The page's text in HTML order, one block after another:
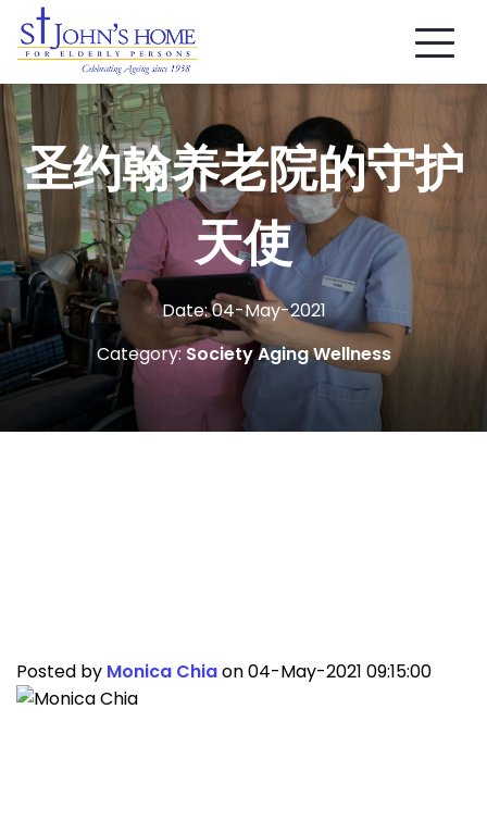
圣约翰养老院的守护
天使
Date: 04-May-2021
Category:SocietyAgingWellness
Posted by Monica Chiaon 04-May-2021 09:15:00